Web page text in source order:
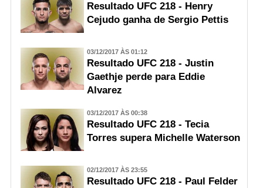
Resultado UFC 218 - Henry
Cejudo ganha de Sergio Pettis
03/12/2017 ÀS 01:12
Resultado UFC 218 - Justin
Gaethje perde para Eddie
Alvarez
03/12/2017 ÀS 00:38
Resultado UFC 218 - Tecia
Torres supera Michelle Waterson
02/12/2017 ÀS 23:55
Resultado UFC 218 - Paul Felder